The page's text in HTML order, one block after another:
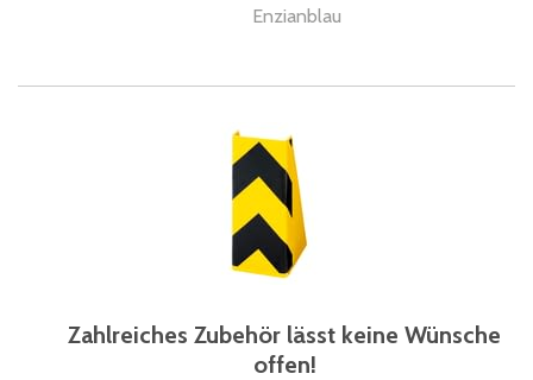
Enzianblau
Zahlreiches Zubehör lässt keine Wünsche
offen!